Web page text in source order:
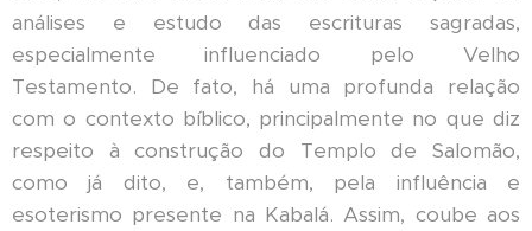
análises e estudo das escrituras sagradas,
especialmente influenciado pelo Velho
Testamento. De fato, há uma profunda relação
com o contexto bíblico, principalmente no que diz
respeito à construção do Templo de Salomão,
como já dito, e, também, pela influência e
esoterismo presente na Kabalá. Assim, coube aos